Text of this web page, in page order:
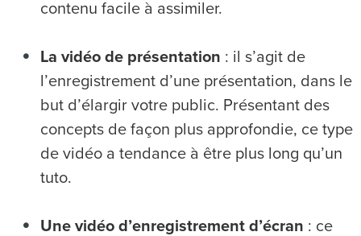
contenu facile à assimiler.
La vidéo de présentation : il s’agit de
l’enregistrement d’une présentation, dans le
but d’élargir votre public. Présentant des
concepts de façon plus approfondie, ce type
de vidéo a tendance à être plus long qu’un
tuto.
Une vidéo d’enregistrement d’écran : ce